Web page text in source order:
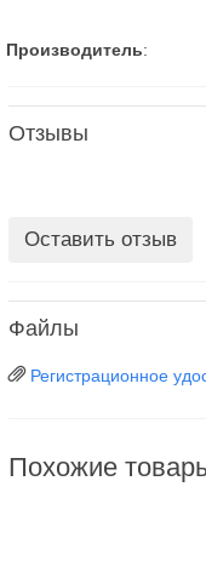
Производитель:
Отзывы
Оставить отзыв
Файлы
Регистрационное
Похожие